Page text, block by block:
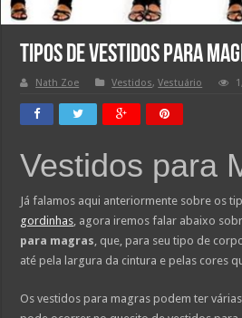
Tipos de vestidos para
Nath Zoe Vestidos,Vestuário
Vestidos para
Já falamos aqui anteriormente sobre os
gordinhas, agora iremos falar abaixo
para magras, que, para seu tipo de
até pela largura da cintura e pelas cores
Os vestidos para magras podem ter